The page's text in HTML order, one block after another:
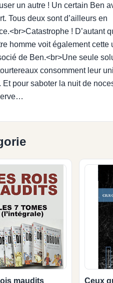
un autre ! Un certain Ben
Tous deux sont d’ailleurs en
! D’autant
homme voit également cette
de Ben.<br>Une seule
consomment leur
pour saboter la nuit de
maudits Ceux